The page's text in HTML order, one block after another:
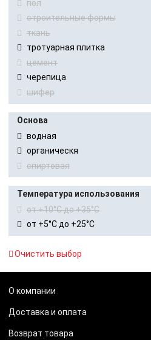
пол
строительные формы
ткань
тротуарная плитка
цемент
черепица
шифер
Основа
водная
органическя
спиртовая
Температура использования
от +10°C до +35°C
от +5°C до +25°C
Очистить выбор
О компании
Доставка и оплата
Возврат товара